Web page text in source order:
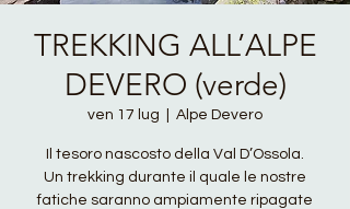
TREKKING ALL’ALPE
DEVERO (verde)
ven 17 lug Alpe Devero
Il tesoro nascosto della Val D’Ossola.
Un trekking durante il quale le nostre
fatiche saranno ampiamente ripagate